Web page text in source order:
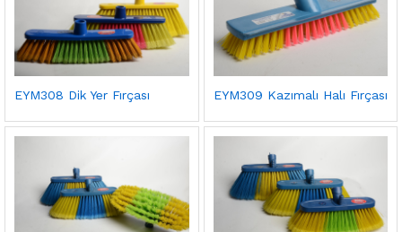
EYM308 Dik Yer Fırçası EYM309 Kazımalı Halı Fırçası